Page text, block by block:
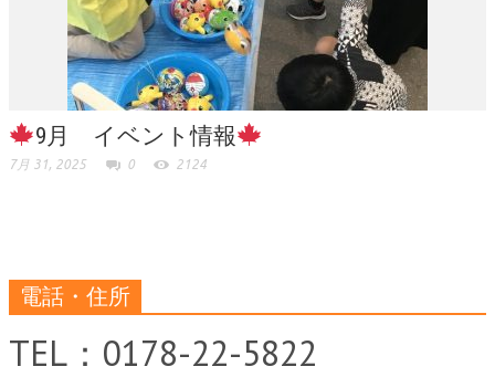
9月 イベント情報
7月 31, 2025 0 2124
電話・住所
TEL：0178-22-5822